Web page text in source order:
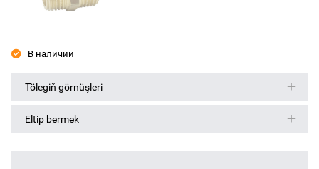
В наличии
Tölegiň görnüşleri
Eltip bermek